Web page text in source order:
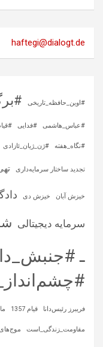
haftegi@dialogt.de
#اوین_حافظه_تاریخی
#عباس_هاشمی #فدایی
#نگاه_هفته #ژن_ژیان_ئازادی
تجدید ساختار سرمایه‌داری
خیزش آبان خیزش دی
سرمایه‌ دیجیتالی
ـ
فریبرز رئیس‌دانا قیام 1357
مقاومت_زندگی_است